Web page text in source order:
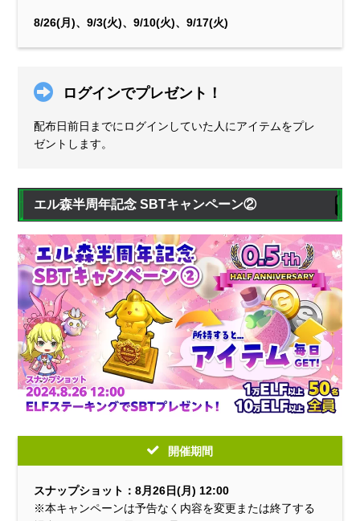
8/26(月)、9/3(火)、9/10(火)、9/17(火)
ログインでプレゼント！
配布日前日までにログインしていた人にアイテムをプレ
ゼントします。
エル森半周年記念 SBTキャンペーン②
開催期間
スナップショット：8月26日(月) 12:00
※本キャンペーンは予告なく内容を変更または終了する